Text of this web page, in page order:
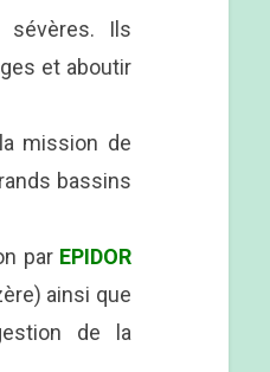
sévères. Ils
et aboutir
mission de
bassins
par EPIDOR
ainsi que
de la